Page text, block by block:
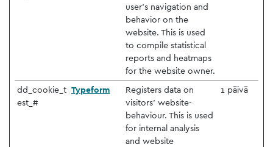
user’s navigation and
behavior on the
website. This is used
to compile statistical
reports and heatmaps
for the website owner.
dd_cookie_t
est_#
Typeform
Registers data on
visitors' website-
behaviour. This is used
for internal analysis
and website
1 päivä